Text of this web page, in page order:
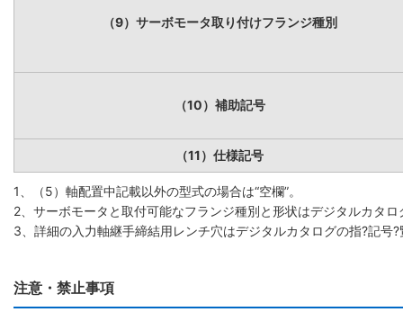
（9）サーボモータ取り付けフランジ種別
（10）補助記号
（11）仕様記号
1、（5）軸配置中記載以外の型式の場合は“空欄”。
2、サーボモータと取付可能なフランジ種別と形状はデジタルカタ
3、詳細の入力軸継手締結用レンチ穴はデジタルカタログの指?記号
注意・禁止事項